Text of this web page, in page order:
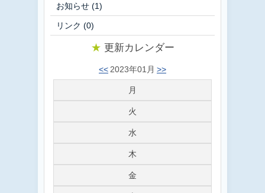
お知らせ (1)
リンク (0)
★ 更新カレンダー
<< 2023年01月 >>
月
火
水
木
金